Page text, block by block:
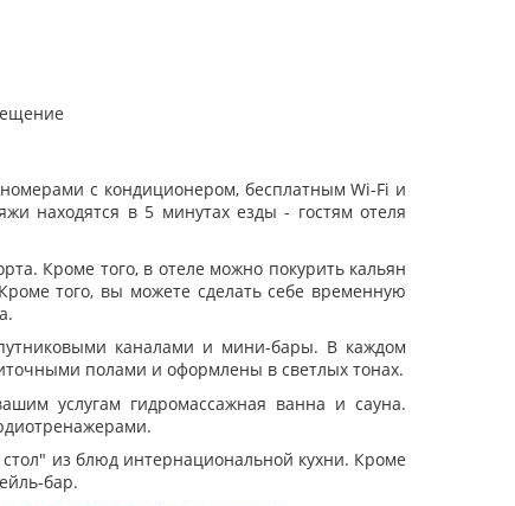
с кондиционером, бесплатным Wi-Fi и
находятся в 5 минутах езды - гостям отеля
Кроме того, в отеле можно покурить кальян
того, вы можете сделать себе временную
каналами и мини-бары. В каждом
полами и оформлены в светлых тонах.
услугам гидромассажная ванна и сауна.
стол" из блюд интернациональной кухни. Кроме
бар.